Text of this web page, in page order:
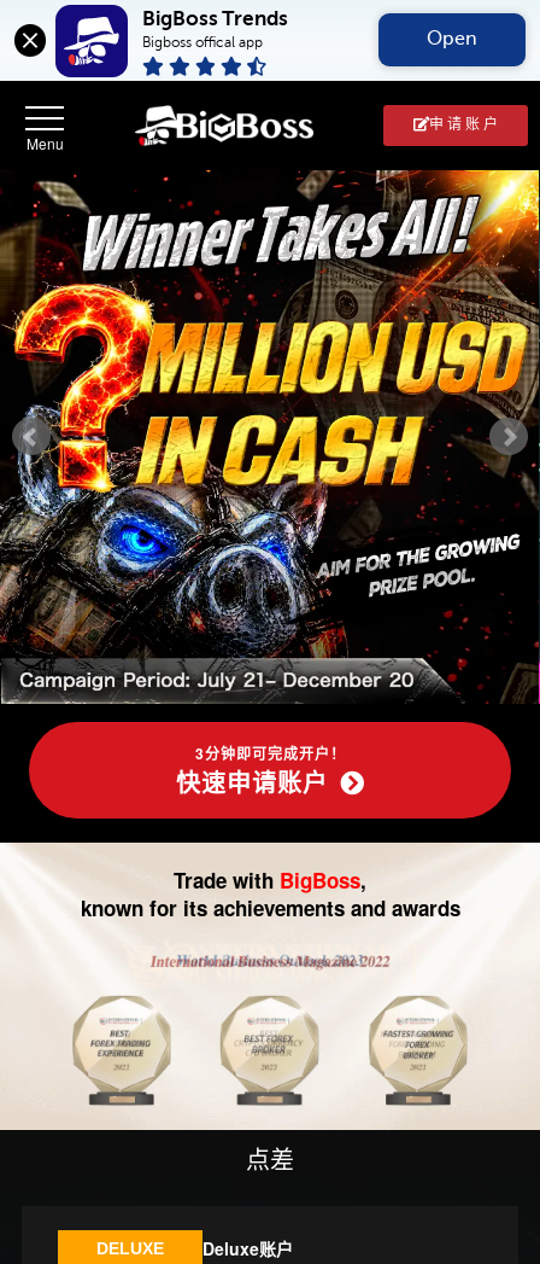
BigBoss Trends
Bigboss offical app Open
申 请 账 户
BigBoss(币
博
外
汇
中
文
官
网)
-
外
汇
交
易|
CFD
交
易
3分钟即可完成开户！
快速申请账户
Trade with BigBoss,
known for its achievements and awards
点差
DELUXE Deluxe账户